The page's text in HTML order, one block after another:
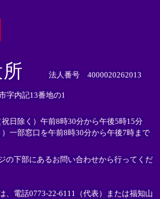
法人番号 4000020262013
字内記13番地の1
日除く）午前8時30分から午後5時15分
一部窓口を午前8時30分から午後7時まで
の下部にあるお問い合わせから行ってくだ
、電話0773-22-6111（代表）または福知山